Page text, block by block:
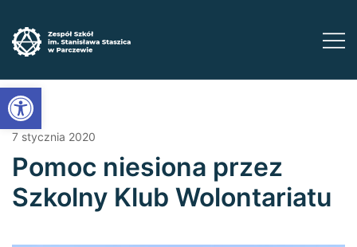
Open toolbar
do
treści
7 stycznia 2020
Pomoc niesiona przez
Szkolny Klub Wolontariatu